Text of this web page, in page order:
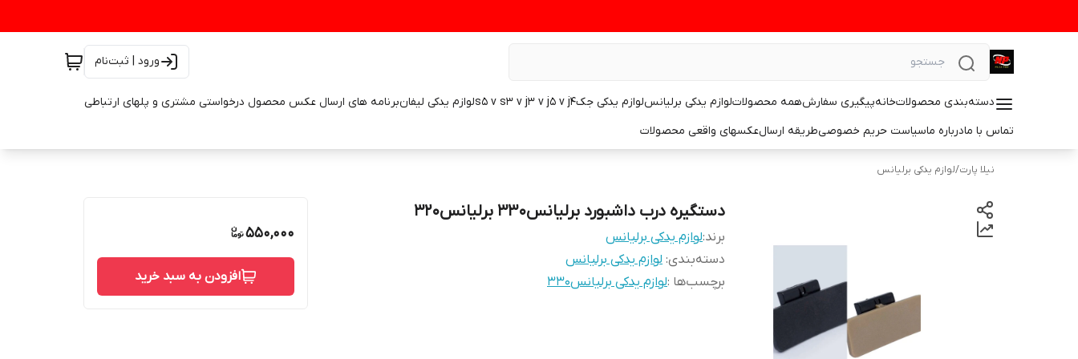
ورود | ثبت‌نام
دسته‌بندی محصولاتخانهپیگیری سفارشهمه محصولاتلوازم یدکی برلیانسلوازم یدکی جکs5 v s3 v j3 v j5 v j4 لوازم یدکی لیفانبرنامه های ارسال عکس محصول درخواستی مشتری و پلهای ارتباطی
تماس با مادرباره ماسیاست حریم خصوصیطریقه ارسالعکسهای واقعی محصولات
نیلا پارت/لوازم یدکی برلیانس
دستگیره درب داشبورد برلیانس۳۳۰ برلیانس۳۲۰
برند:لوازم یدکی برلیانس
دسته‌بندی: لوازم یدکی برلیانس
برچسب‌ها :لوازم یدکی برلیانس۳۳۰
550,000
افزودن به سبد خرید